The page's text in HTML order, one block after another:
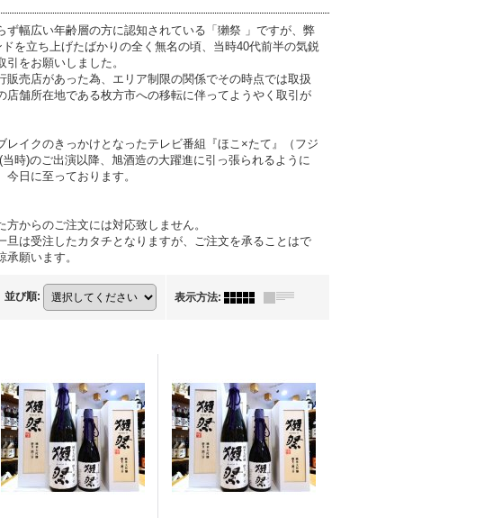
ず幅広い年齢層の方に認知されている「獺祭 」ですが、弊
を立ち上げたばかりの全く無名の頃、当時40代前半の気鋭
をお願いしました。
販売店があった為、エリア制限の関係でその時点では取扱
店舗所在地である枚方市への移転に伴ってようやく取引が
レイクのきっかけとなったテレビ番組『ほこ×たて』（フジ
時)のご出演以降、旭酒造の大躍進に引っ張られるように
日に至っております。
からのご注文には対応致しません。
旦は受注したカタチとなりますが、ご注文を承ることはで
願います。
並び順: 表示方法: